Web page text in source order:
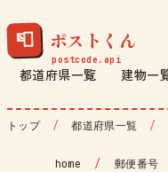
📮 ポストくん
都道府県一覧 建物一
トップ 都道府県一覧
home / 郵便番号